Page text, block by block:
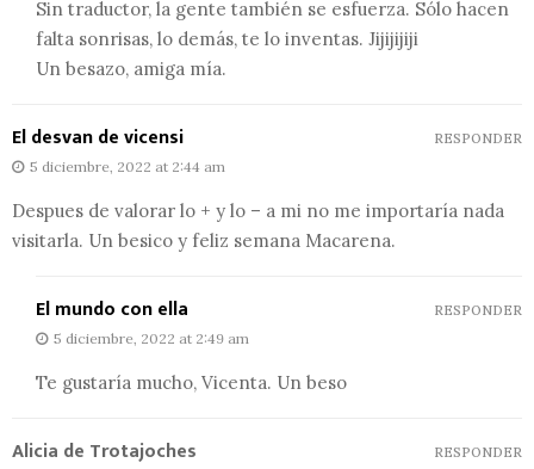
Sin traductor, la gente también se esfuerza. Sólo hacen
falta sonrisas, lo demás, te lo inventas. Jijijijiji
Un besazo, amiga mía.
El desvan de vicensi
5 diciembre, 2022 at 2:44 am
Despues de valorar lo + y lo – a mi no me importaría nada
visitarla. Un besico y feliz semana Macarena.
RESPONDER
El mundo con ella
5 diciembre, 2022 at 2:49 am
Te gustaría mucho, Vicenta. Un beso
RESPONDER
Alicia de Trotajoches RESPONDER